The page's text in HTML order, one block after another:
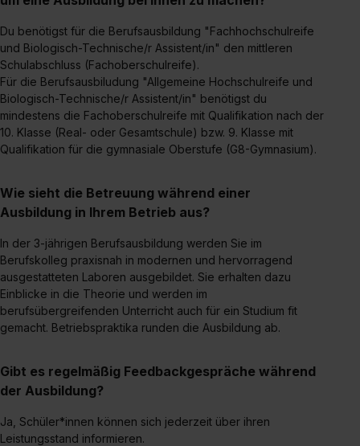
Du benötigst für die Berufsausbildung "Fachhochschulreife
und Biologisch-Technische/r Assistent/in" den mittleren
Schulabschluss (Fachoberschulreife).
Für die Berufsausbiludung "Allgemeine Hochschulreife und
Biologisch-Technische/r Assistent/in" benötigst du
mindestens die Fachoberschulreife mit Qualifikation nach der
10. Klasse (Real- oder Gesamtschule) bzw. 9. Klasse mit
Qualifikation für die gymnasiale Oberstufe (G8-Gymnasium).
Wie sieht die Betreuung während einer
Ausbildung in Ihrem Betrieb aus?
In der 3-jährigen Berufsausbildung werden Sie im
Berufskolleg praxisnah in modernen und hervorragend
ausgestatteten Laboren ausgebildet. Sie erhalten dazu
Einblicke in die Theorie und werden im
berufsübergreifenden Unterricht auch für ein Studium fit
gemacht. Betriebspraktika runden die Ausbildung ab.
Gibt es regelmäßig Feedbackgespräche während
der Ausbildung?
Ja, Schüler*innen können sich jederzeit über ihren
Leistungsstand informieren.